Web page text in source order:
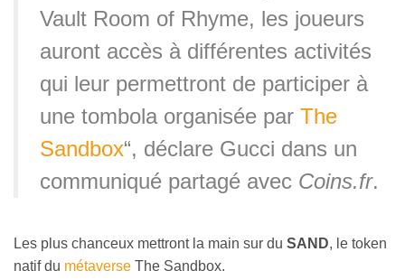
Vault Room of Rhyme, les joueurs
auront accès à différentes activités
qui leur permettront de participer à
une tombola organisée par The
Sandbox“, déclare Gucci dans un
communiqué partagé avec Coins.fr.
Les plus chanceux mettront la main sur du SAND, le token
natif du métaverse The Sandbox.